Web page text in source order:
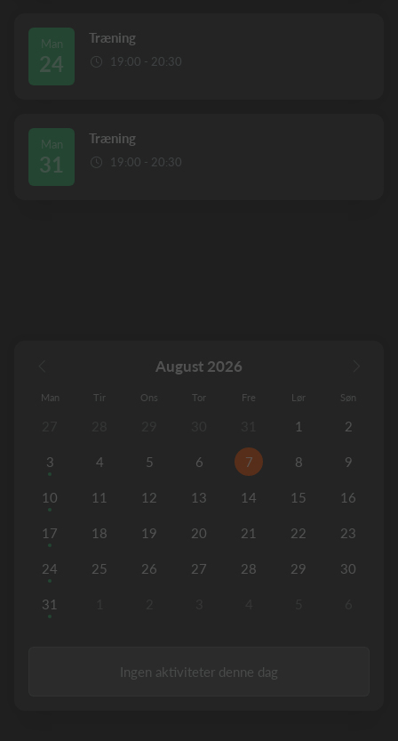
Man
24
Træning
19:00 - 20:30
Man
31
Træning
19:00 - 20:30
August 2026
Man Tir Ons Tor Fre Lør Søn
1 2
3 4 5 6 7 8 9
10 11 12 13 14 15 16
17 18 19 20 21 22 23
24 25 26 27 28 29 30
31
Ingen aktiviteter denne dag